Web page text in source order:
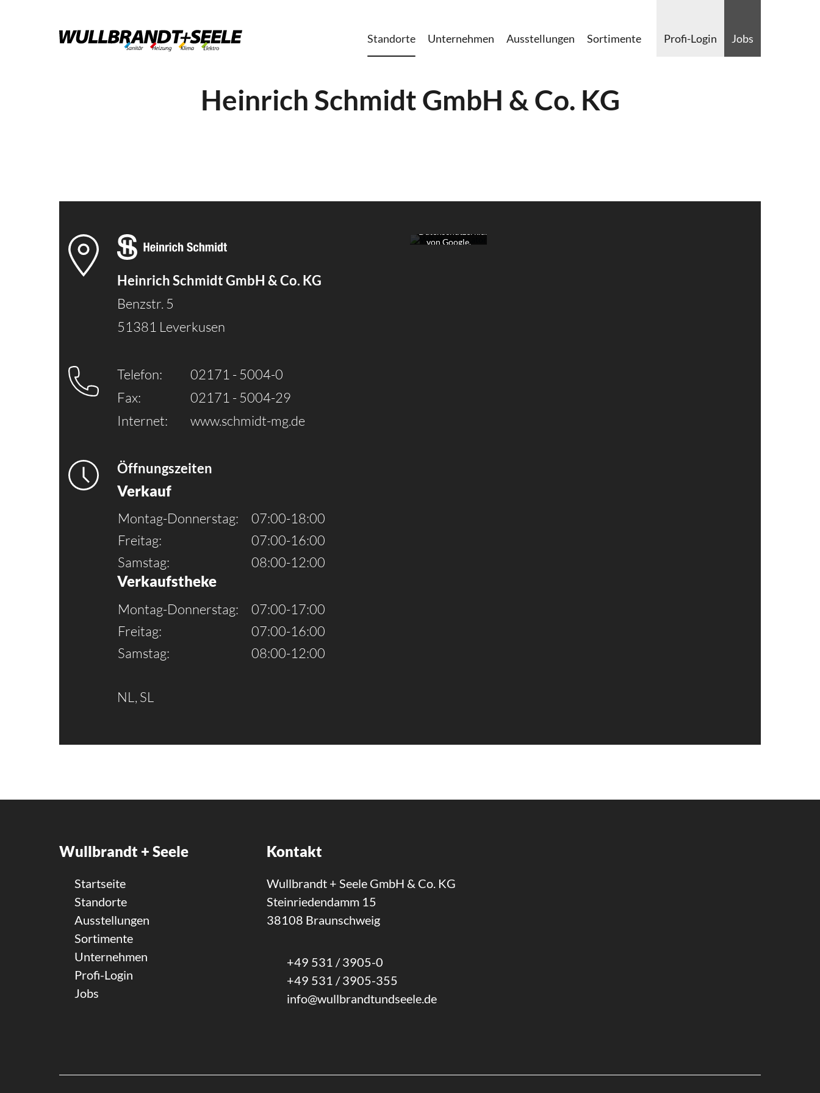
Standorte Unternehmen Ausstellungen Sortimente Profi-Login Jobs
Heinrich Schmidt GmbH & Co. KG
Heinrich Schmidt GmbH & Co. KG
Benzstr. 5
51381 Leverkusen
Telefon:
02171 - 5004-0
Fax:
02171 - 5004-29
Internet:
www.schmidt-mg.de
Öffnungszeiten
Verkauf
Montag-Donnerstag:
07:00-18:00
Freitag:
07:00-16:00
Samstag:
08:00-12:00
Verkaufstheke
Montag-Donnerstag:
07:00-17:00
Freitag:
07:00-16:00
Samstag:
08:00-12:00
NL, SL
der Karte
von Google.
Wullbrandt + Seele
Startseite
Standorte
Ausstellungen
Sortimente
Unternehmen
Profi-Login
Jobs
Kontakt
Wullbrandt + Seele GmbH & Co. KG
Steinriedendamm 15
38108 Braunschweig
+49 531 / 3905-0
+49 531 / 3905-355
info@wullbrandtundseele.de